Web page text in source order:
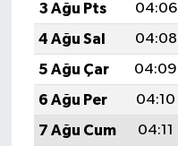
3 Ağu Pts
04:06
4 Ağu Sal
04:08
5 Ağu Çar
04:09
6 Ağu Per
04:10
7 Ağu Cum
04:11